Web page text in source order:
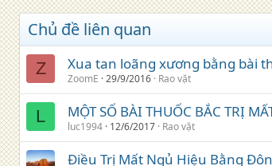
Chủ đề liên quan
Z Xua tan loãng xương bằng bài
ZoomE 29/9/2016 Rao vặt
L MỘT SỐ BÀI THUỐC BẮC TRỊ
luc1994 12/6/2017 Rao vặt
Điều Trị Mất Ngủ Hiệu Bằng